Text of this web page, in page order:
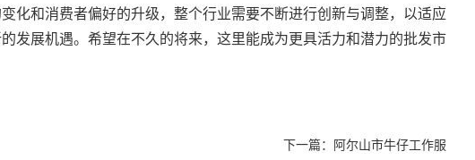
化和消费者偏好的升级，整个行业需要不断进行创新与调整，以适应
发展机遇。希望在不久的将来，这里能成为更具活力和潜力的批发市
下一篇： 阿尔山市牛仔工作服